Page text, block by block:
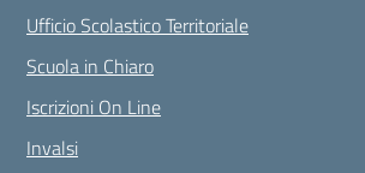
Ufficio Scolastico Territoriale
Scuola in Chiaro
Iscrizioni On Line
Invalsi